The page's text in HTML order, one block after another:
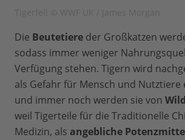
Die Beutetiere der Großkatzen
sodass immer weniger
Verfügung stehen. Tigern wird
als Gefahr für Mensch und Nutztiere
und immer noch werden sie von
weil Tigerteile für die Traditionelle
Medizin, als angebliche